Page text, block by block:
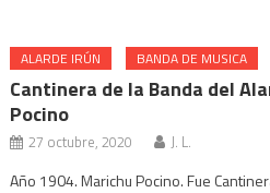
ALARDE IRÚN BANDA DE MUSICA
Cantinera de la Banda del
Pocino
27 octubre, 2020 J. L.
Año 1904. Marichu Pocino. Fue